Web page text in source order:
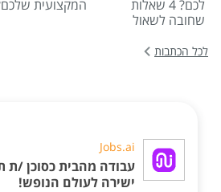
לכם? 4 שאלות
שחובה לשאול
המקצועית
לכל הכתבות
Jobs.ai
עבודה מהבית כסוכן /ת
ישירה לעולם הנופש!